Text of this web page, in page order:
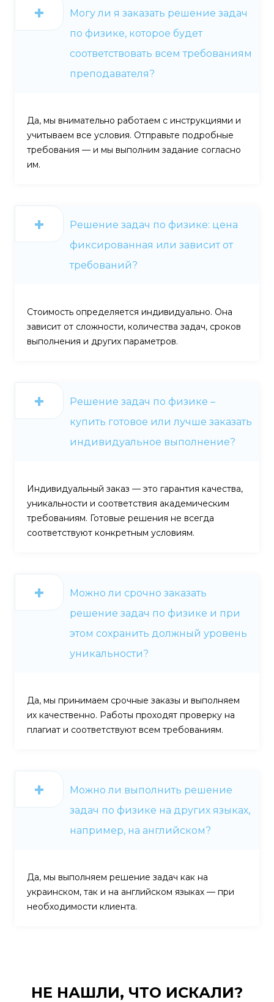
Могу ли я заказать решение задач
по физике, которое будет
соответствовать всем требованиям
преподавателя?
Да, мы внимательно работаем с инструкциями и
учитываем все условия. Отправьте подробные
требования — и мы выполним задание согласно
им.
Решение задач по физике: цена
фиксированная или зависит от
требований?
Стоимость определяется индивидуально. Она
зависит от сложности, количества задач, сроков
выполнения и других параметров.
Решение задач по физике –
купить готовое или лучше заказать
индивидуальное выполнение?
Индивидуальный заказ — это гарантия качества,
уникальности и соответствия академическим
требованиям. Готовые решения не всегда
соответствуют конкретным условиям.
Можно ли срочно заказать
решение задач по физике и при
этом сохранить должный уровень
уникальности?
Да, мы принимаем срочные заказы и выполняем
их качественно. Работы проходят проверку на
плагиат и соответствуют всем требованиям.
Можно ли выполнить решение
задач по физике на других языках,
например, на английском?
Да, мы выполняем решение задач как на
украинском, так и на английском языках — при
необходимости клиента.
НЕ НАШЛИ, ЧТО ИСКАЛИ?